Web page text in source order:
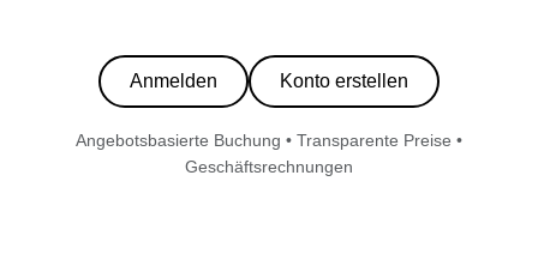
Anmelden Konto erstellen
Angebotsbasierte Buchung • Transparente Preise •
Geschäftsrechnungen